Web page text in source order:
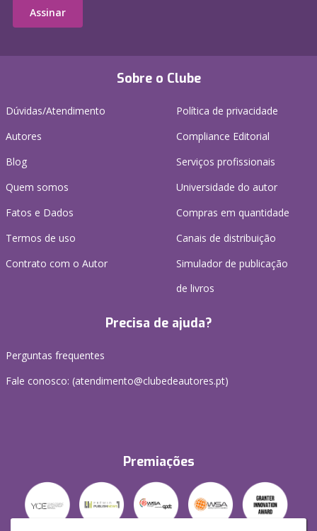
Sobre o Clube
Dúvidas/Atendimento
Autores
Blog
Quem somos
Fatos e Dados
Termos de uso
Contrato com o Autor
Política de privacidade
Compliance Editorial
Serviços profissionais
Universidade do autor
Compras em quantidade
Canais de distribuição
Simulador de publicação
de livros
Precisa de ajuda?
Perguntas frequentes
Fale conosco: (atendimento@clubedeautores.pt)
Premiações
Assinar